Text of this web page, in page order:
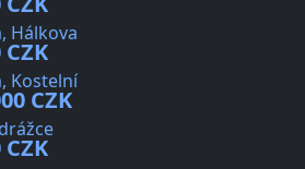
Hálkova
CZK
Kostelní
CZK
CZK